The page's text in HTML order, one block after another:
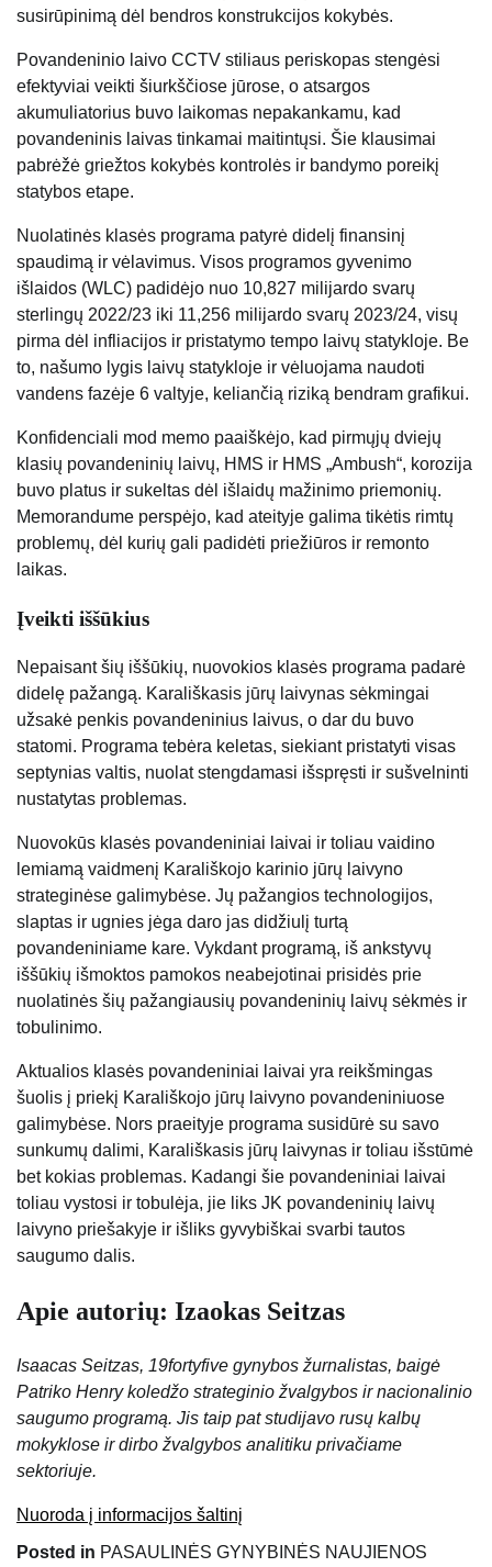
susirūpinimą dėl bendros konstrukcijos kokybės.
Povandeninio laivo CCTV stiliaus periskopas stengėsi
efektyviai veikti šiurkščiose jūrose, o atsargos
akumuliatorius buvo laikomas nepakankamu, kad
povandeninis laivas tinkamai maitintųsi. Šie klausimai
pabrėžė griežtos kokybės kontrolės ir bandymo poreikį
statybos etape.
Nuolatinės klasės programa patyrė didelį finansinį
spaudimą ir vėlavimus. Visos programos gyvenimo
išlaidos (WLC) padidėjo nuo 10,827 milijardo svarų
sterlingų 2022/23 iki 11,256 milijardo svarų 2023/24, visų
pirma dėl infliacijos ir pristatymo tempo laivų statykloje. Be
to, našumo lygis laivų statykloje ir vėluojama naudoti
vandens fazėje 6 valtyje, keliančią riziką bendram grafikui.
Konfidenciali mod memo paaiškėjo, kad pirmųjų dviejų
klasių povandeninių laivų, HMS ir HMS „Ambush“, korozija
buvo platus ir sukeltas dėl išlaidų mažinimo priemonių.
Memorandume perspėjo, kad ateityje galima tikėtis rimtų
problemų, dėl kurių gali padidėti priežiūros ir remonto
laikas.
Įveikti iššūkius
Nepaisant šių iššūkių, nuovokios klasės programa padarė
didelę pažangą. Karališkasis jūrų laivynas sėkmingai
užsakė penkis povandeninius laivus, o dar du buvo
statomi. Programa tebėra keletas, siekiant pristatyti visas
septynias valtis, nuolat stengdamasi išspręsti ir sušvelninti
nustatytas problemas.
Nuovokūs klasės povandeniniai laivai ir toliau vaidino
lemiamą vaidmenį Karališkojo karinio jūrų laivyno
strateginėse galimybėse. Jų pažangios technologijos,
slaptas ir ugnies jėga daro jas didžiulį turtą
povandeniniame kare. Vykdant programą, iš ankstyvų
iššūkių išmoktos pamokos neabejotinai prisidės prie
nuolatinės šių pažangiausių povandeninių laivų sėkmės ir
tobulinimo.
Aktualios klasės povandeniniai laivai yra reikšmingas
šuolis į priekį Karališkojo jūrų laivyno povandeniniuose
galimybėse. Nors praeityje programa susidūrė su savo
sunkumų dalimi, Karališkasis jūrų laivynas ir toliau išstūmė
bet kokias problemas. Kadangi šie povandeniniai laivai
toliau vystosi ir tobulėja, jie liks JK povandeninių laivų
laivyno priešakyje ir išliks gyvybiškai svarbi tautos
saugumo dalis.
Apie autorių: Izaokas Seitzas
Isaacas Seitzas, 19fortyfive gynybos žurnalistas, baigė
Patriko Henry koledžo strateginio žvalgybos ir nacionalinio
saugumo programą. Jis taip pat studijavo rusų kalbų
mokyklose ir dirbo žvalgybos analitiku privačiame
sektoriuje.
Nuoroda į informacijos šaltinį
Posted in PASAULINĖS GYNYBINĖS NAUJIENOS